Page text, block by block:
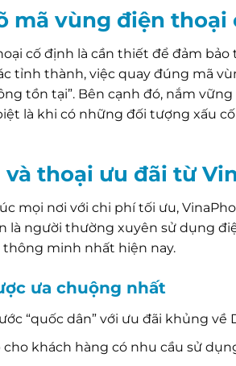
mã vùng điện thoại
cố định là cần thiết để đảm
tỉnh thành, việc quay đúng mã
tồn tại”. Bên cạnh đó, nắm
là khi có những đối tượng xấu
và thoại ưu đãi từ
mọi nơi với chi phí tối ưu,
là người thường xuyên sử dụng
thông minh nhất hiện nay.
ưa chuộng nhất
“quốc dân” với ưu đãi khủng
khách hàng có nhu cầu sử